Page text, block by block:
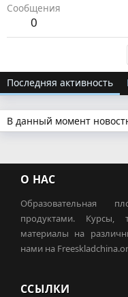
Сообщения
0
Последняя активность
В данный момент
О НАС
Образовательная
продуктами. Курсы,
материалы на
нами на
ССЫЛКИ